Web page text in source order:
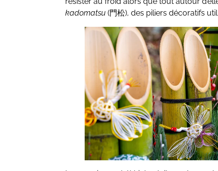
kadomatsu(門松), des piliers décoratifs